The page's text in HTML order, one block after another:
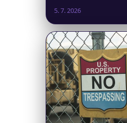
5. 7. 2026